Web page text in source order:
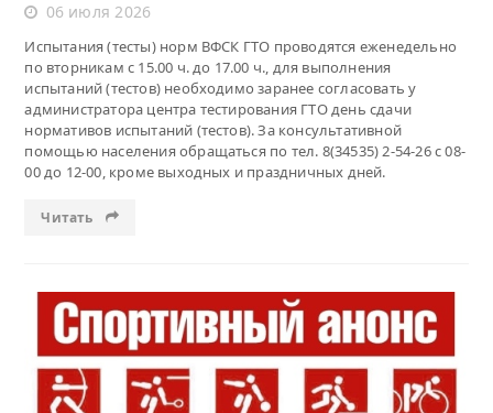
06 июля 2026
Испытания (тесты) норм ВФСК ГТО проводятся еженедельно
по вторникам с 15.00 ч. до 17.00 ч., для выполнения
испытаний (тестов) необходимо заранее согласовать у
администратора центра тестирования ГТО день сдачи
нормативов испытаний (тестов). За консультативной
помощью населения обращаться по тел. 8(34535) 2-54-26 с 08-
00 до 12-00, кроме выходных и праздничных дней.
Читать